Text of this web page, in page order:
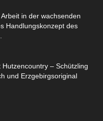
in der wachsenden
Handlungskonzept des
Hutzencountry – Schützling
und Erzgebirgsoriginal